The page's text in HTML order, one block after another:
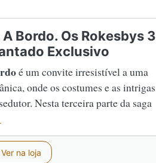
Bordo. Os Rokesbys 3
Exclusivo
é um convite irresistível a uma
onde os costumes e as intrigas
Nesta terceira parte da saga
Ver na loja